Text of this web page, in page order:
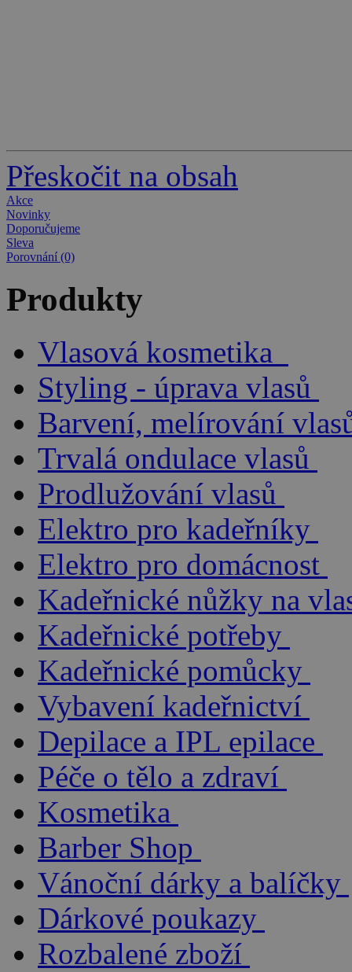
Přeskočit na obsah
Akce
Novinky
Doporučujeme
Sleva
Porovnání (0)
Produkty
Vlasová kosmetika
Styling - úprava vlasů
Barvení, melírování
Trvalá ondulace vlasů
Prodlužování vlasů
Elektro pro kadeřníky
Elektro pro domácnost
Kadeřnické nůžky na
Kadeřnické potřeby
Kadeřnické pomůcky
Vybavení kadeřnictví
Depilace a IPL epilace
Péče o tělo a zdraví
Kosmetika
Barber Shop
Vánoční dárky a balíčky
Dárkové poukazy
Rozbalené zboží